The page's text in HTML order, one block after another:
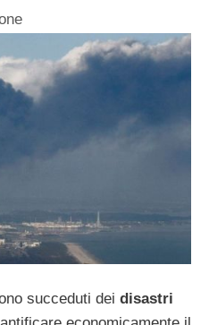
succeduti dei disastri